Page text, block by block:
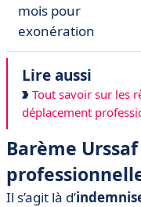
mois pour
exonération
Lire aussi
Tout savoir sur les
déplacement
Barème
Il s’agit là d’